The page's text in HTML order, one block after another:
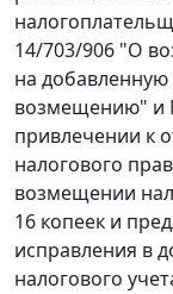
14/703/906 "О
на добавленную
возмещению" и
привлечении к
налогового
возмещении
16 копеек и
исправления в
налогового